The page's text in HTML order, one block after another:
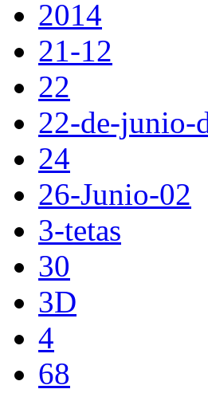
2014
21-12
22
22-de-junio-
24
26-Junio-02
3-tetas
30
3D
4
68